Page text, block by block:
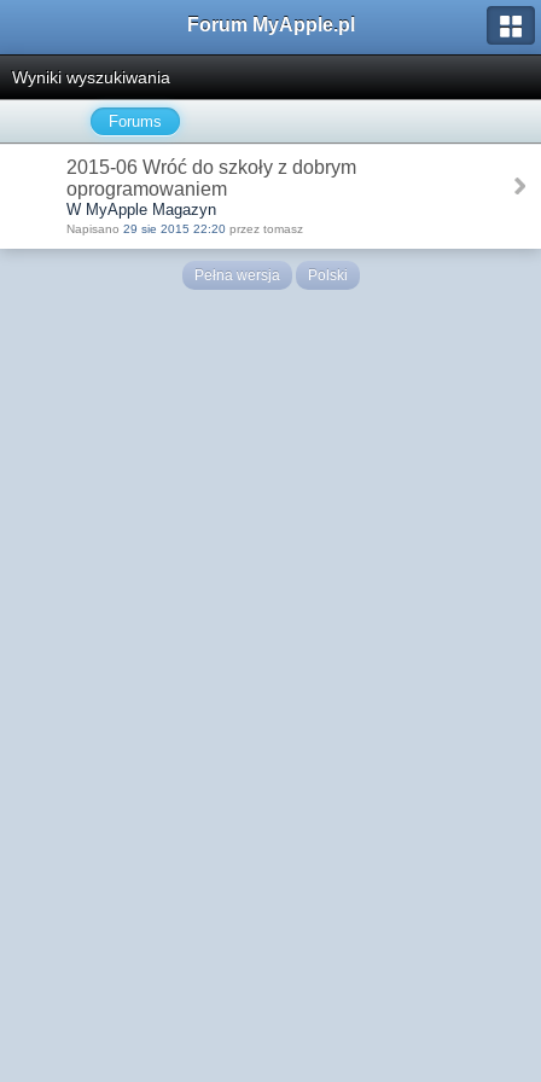
Forum MyApple.pl
Wyniki wyszukiwania
Forums
2015-06 Wróć do szkoły z dobrym
oprogramowaniem
W MyApple Magazyn
Napisano 29 sie 2015 22:20 przez tomasz
Pełna wersja Polski